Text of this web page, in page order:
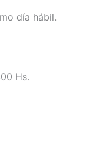
día hábil.
Hs.